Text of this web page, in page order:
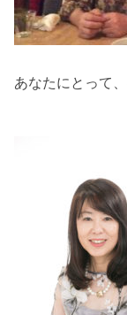
あなたにとって